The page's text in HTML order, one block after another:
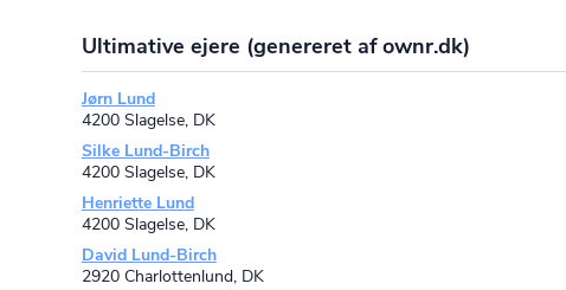
Ultimative ejere (genereret af ownr.dk)
Jørn Lund
4200 Slagelse, DK
Silke Lund-Birch
4200 Slagelse, DK
Henriette Lund
4200 Slagelse, DK
David Lund-Birch
2920 Charlottenlund, DK